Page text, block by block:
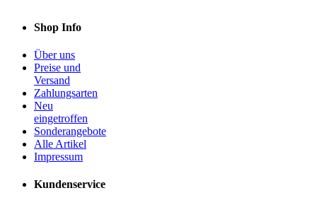
Shop Info
Über uns
Preise und
Versand
Zahlungsarten
Neu
eingetroffen
Sonderangebote
Alle Artikel
Impressum
Kundenservice